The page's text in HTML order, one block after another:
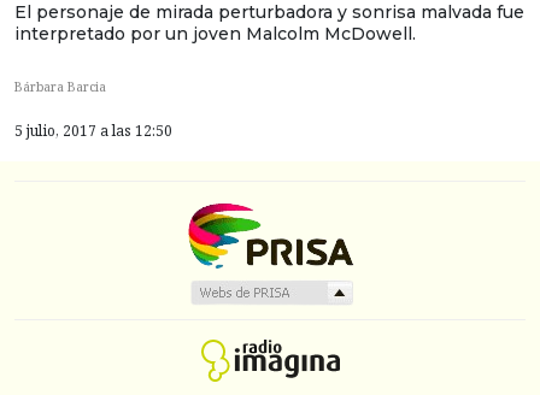
El personaje de mirada perturbadora y sonrisa malvada fue
interpretado por un joven Malcolm McDowell.
Bárbara Barcia
5 julio, 2017 a las 12:50